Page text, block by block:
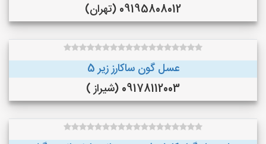
09195808012 (تهران)
عسل گون ساکارز زیر 5
09178112003 (شیراز )